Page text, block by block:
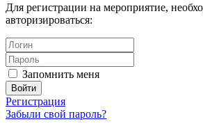
Для регистрации на мероприятие,
авторизироваться:
Запомнить меня
Регистрация
Забыли свой пароль?